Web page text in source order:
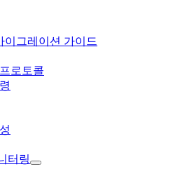
그레이션 가이드
로토콜
터링